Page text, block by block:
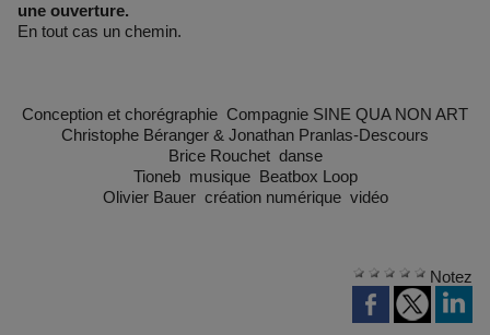
une ouverture.
En tout cas un chemin.
Conception et chorégraphie Compagnie SINE QUA NON ART
Christophe Béranger & Jonathan Pranlas-Descours
Brice Rouchet danse
Tioneb musique Beatbox Loop
Olivier Bauer création numérique vidéo
Notez